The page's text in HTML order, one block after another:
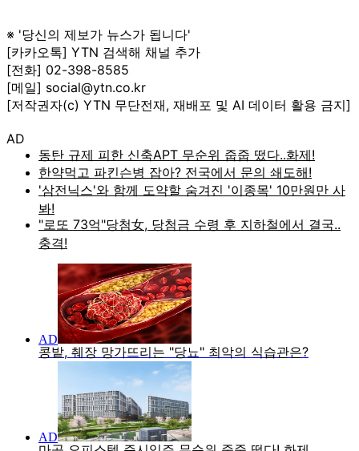
※ '당신의 제보가 뉴스가 됩니다'
[카카오톡] YTN 검색해 채널 추가
[전화] 02-398-8585
[메일] social@ytn.co.kr
[저작권자(c) YTN 무단전재, 재배포 및 AI 데이터 활용 금지]
AD